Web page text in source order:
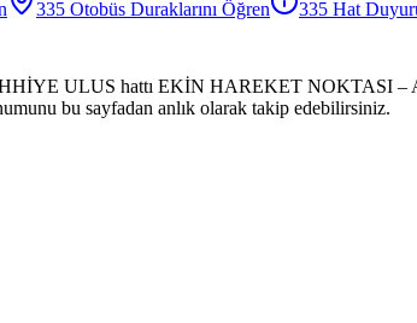
335 Otobüs Duraklarını Öğren 335 Hat
ULUS hattı EKİN HAREKET NOKTASI –
bu sayfadan anlık olarak takip edebilirsiniz.